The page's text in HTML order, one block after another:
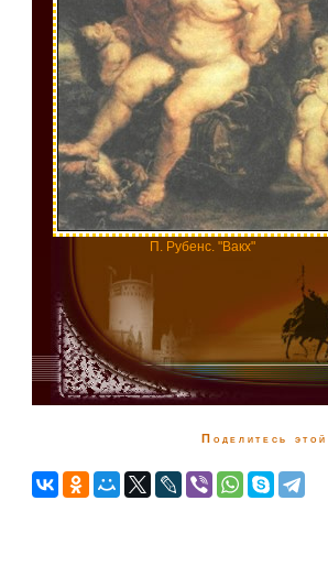
П. Рубенс. "Вакх"
Поделитесь